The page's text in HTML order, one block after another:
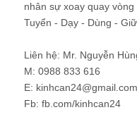
nhân sự xoay quay
Tuyển - Dạy - Dùng -
Liên hệ: Mr. Nguyễn
M: 0988 833 616
E: kinhcan24@gmail.com
Fb: fb.com/kinhcan24